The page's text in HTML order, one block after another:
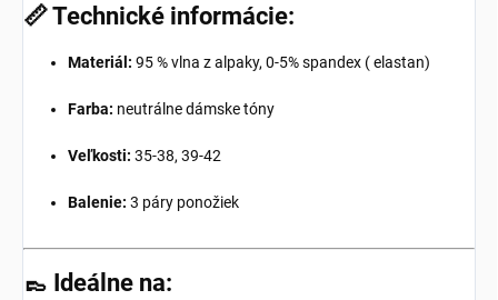
📏 Technické informácie:
Materiál: 95 % vlna z alpaky, 0-5% spandex ( elastan)
Farba: neutrálne dámske tóny
Veľkosti: 35-38, 39-42
Balenie: 3 páry ponožiek
👞 Ideálne na: